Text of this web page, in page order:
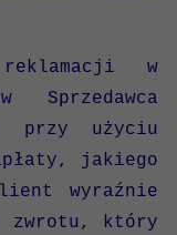
w
Sprzedawca
przy użyciu
jakiego
wyraźnie
zwrotu, który